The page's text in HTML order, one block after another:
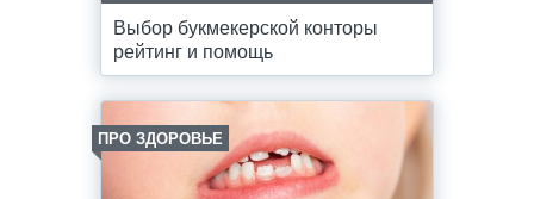
Выбор букмекерской конторы
рейтинг и помощь
ПРО ЗДОРОВЬЕ